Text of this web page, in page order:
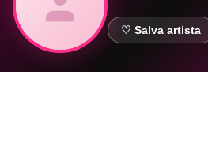
♡ Salva artista